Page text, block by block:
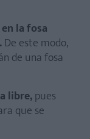
la fosa
De este modo,
de una fosa
libre,pues
que se